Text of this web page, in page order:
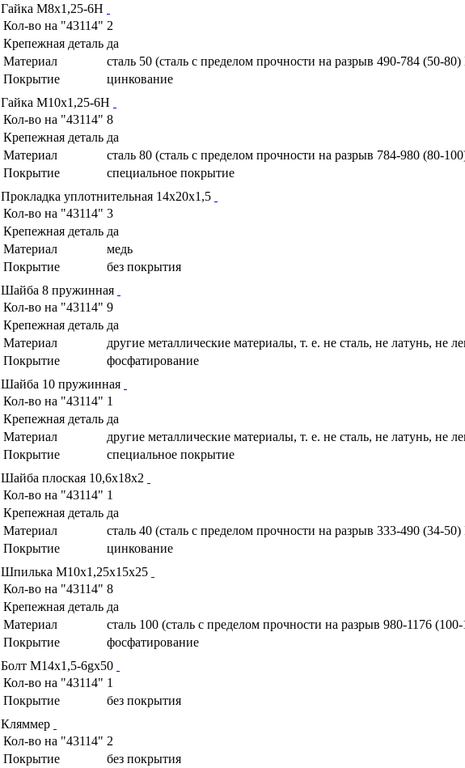
Гайка М8х1,25-6Н
Кол-во на "43114" 2
Крепежная деталь да
Материал
сталь 50 (сталь с пределом прочности на разрыв 490-784 (50-
Покрытие
цинкование
Гайка М10х1,25-6Н
Кол-во на "43114" 8
Крепежная деталь да
Материал
сталь 80 (сталь с пределом прочности на разрыв 784-980 (80-
Покрытие
специальное покрытие
Прокладка уплотнительная 14х20х1,5
Кол-во на "43114" 3
Крепежная деталь да
Материал
медь
Покрытие
без покрытия
Шайба 8 пружинная
Кол-во на "43114" 9
Крепежная деталь да
Материал
другие металлические материалы, т. е. не сталь, не латунь, не
Покрытие
фосфатирование
Шайба 10 пружинная
Кол-во на "43114" 1
Крепежная деталь да
Материал
другие металлические материалы, т. е. не сталь, не латунь, не
Покрытие
специальное покрытие
Шайба плоская 10,6х18х2
Кол-во на "43114" 1
Крепежная деталь да
Материал
сталь 40 (сталь с пределом прочности на разрыв 333-490 (34-
Покрытие
цинкование
Шпилька М10х1,25х15х25
Кол-во на "43114" 8
Крепежная деталь да
Материал
сталь 100 (сталь с пределом прочности на разрыв 980-1176
Покрытие
фосфатирование
Болт М14х1,5-6gх50
Кол-во на "43114" 1
Покрытие
без покрытия
Кляммер
Кол-во на "43114" 2
Покрытие
без покрытия